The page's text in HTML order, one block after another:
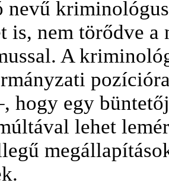
nevű
is, nem törődve
A
hogy egy
lehet